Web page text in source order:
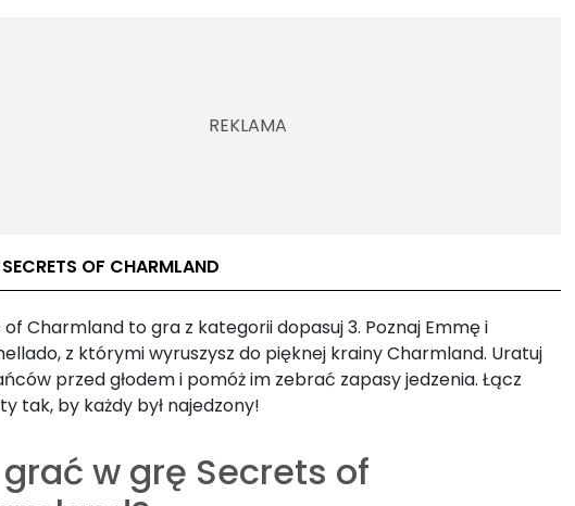
OF CHARMLAND
Charmland to gra z kategorii dopasuj 3. Poznaj Emmę i
z którymi wyruszysz do pięknej krainy Charmland. Uratuj
przed głodem i pomóż im zebrać zapasy jedzenia. Łącz
tak, by każdy był najedzony!
w grę Secrets of